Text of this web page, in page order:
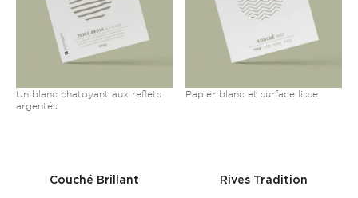
Un blanc chatoyant aux reflets
argentés
Papier blanc et surface lisse
Couché Brillant Rives Tradition